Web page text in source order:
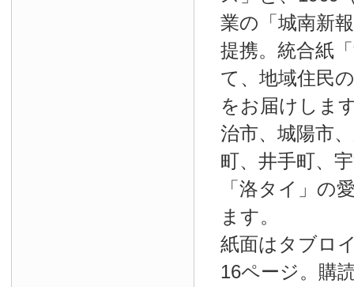
業の「城南新
提携。統合紙
て、地域住民
をお届けしま
治市、城陽市
町、井手町、
「洛タイ」の
ます。
紙面はタブロ
16ページ。購